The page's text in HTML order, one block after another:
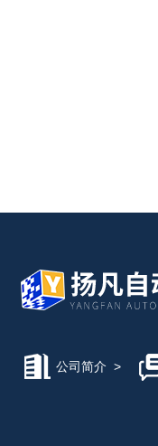
公司简介 >